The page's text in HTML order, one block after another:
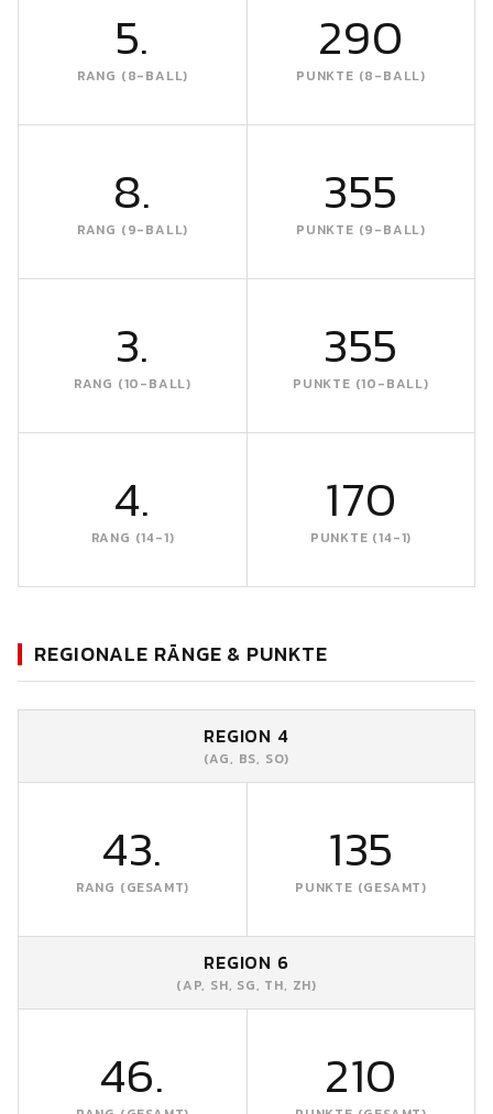
5.
RANG (8-BALL)
290
PUNKTE (8-BALL)
8.
RANG (9-BALL)
355
PUNKTE (9-BALL)
3.
RANG (10-BALL)
355
PUNKTE (10-BALL)
4.
RANG (14-1)
170
PUNKTE (14-1)
REGIONALE RÄNGE & PUNKTE
REGION 4
(AG, BS, SO)
43.
RANG (GESAMT)
135
PUNKTE (GESAMT)
REGION 6
(AP, SH, SG, TH, ZH)
46. 210